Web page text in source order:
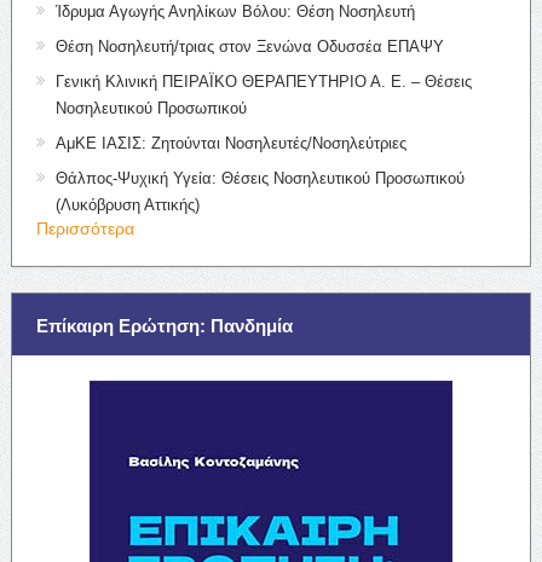
Ίδρυμα Αγωγής Ανηλίκων Βόλου: Θέση Νοσηλευτή
Θέση Νοσηλευτή/τριας στον Ξενώνα Οδυσσέα ΕΠΑΨΥ
Γενική Κλινική ΠΕΙΡΑΪΚΟ ΘΕΡΑΠΕΥΤΗΡΙΟ Α. Ε. – Θέσεις
Νοσηλευτικού Προσωπικού
ΑμΚΕ ΙΑΣΙΣ: Ζητούνται Νοσηλευτές/Νοσηλεύτριες
Θάλπος-Ψυχική Υγεία: Θέσεις Νοσηλευτικού Προσωπικού
(Λυκόβρυση Αττικής)
Περισσότερα
Επίκαιρη Ερώτηση: Πανδημία